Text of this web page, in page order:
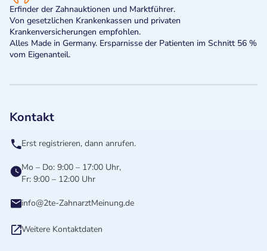
Erfinder der Zahnauktionen und Marktführer.
Von gesetzlichen Krankenkassen und privaten
Krankenversicherungen empfohlen.
Alles Made in Germany. Ersparnisse der Patienten im Schnitt 56 %
vom Eigenanteil.
Kontakt
Erst registrieren, dann anrufen.
Mo – Do: 9:00 – 17:00 Uhr,
Fr: 9:00 – 12:00 Uhr
info@2te-ZahnarztMeinung.de
Weitere Kontaktdaten